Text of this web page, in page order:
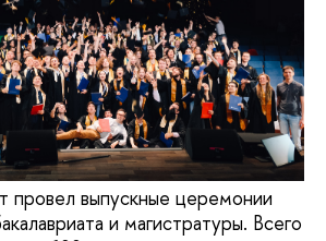
провел выпускные церемонии
и магистратуры. Всего